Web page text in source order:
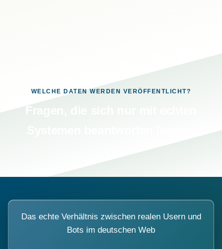
WELCHE DATEN WERDEN VERÖFFENTLICHT?
Das echte Verhältnis zwischen realen Usern und
Bots im deutschen Web